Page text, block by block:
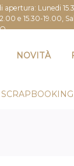
apertura: Lunedi
e 15.30-19.00,
NOVITÀ